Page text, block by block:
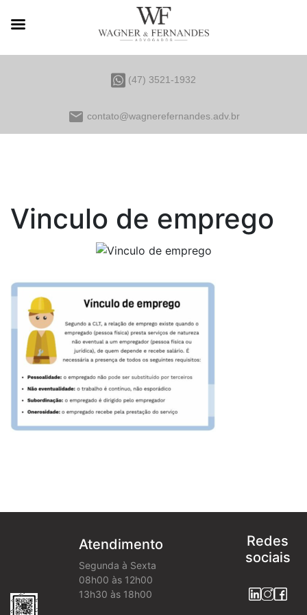
(47) 3521-1932
email contato@wagnerefernandes.adv.br
Vinculo de emprego
Atendimento
Segunda à Sexta
08h00 às 12h00
13h30 às 18h00
Redes
sociais